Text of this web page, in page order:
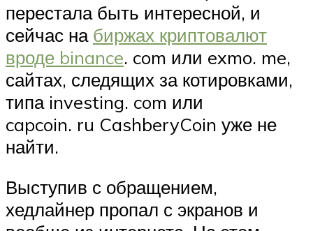
перестала быть интересной, и
сейчас на биржах криптовалют
вроде binance. com или exmo. me,
сайтах, следящих за котировками,
типа investing. com или
capcoin. ru CashberyCoin уже не
найти.
Выступив с обращением,
хедлайнер пропал с экранов и